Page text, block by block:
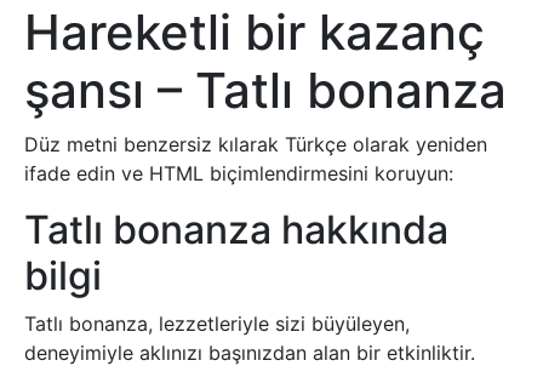
Hareketli bir kazanç
şansı – Tatlı bonanza
Düz metni benzersiz kılarak Türkçe olarak yeniden
ifade edin ve HTML biçimlendirmesini koruyun:
Tatlı bonanza hakkında
bilgi
Tatlı bonanza, lezzetleriyle sizi büyüleyen,
deneyimiyle aklınızı başınızdan alan bir etkinliktir.